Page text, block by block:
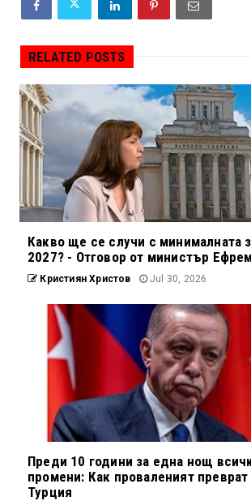
RELATED POSTS
Какво ще се случи с минималната
2027? - Отговор от министър
Кристиян Христов Jul 30, 2026
Преди 10 години за една нощ
промени: Как проваленият преврат
Турция